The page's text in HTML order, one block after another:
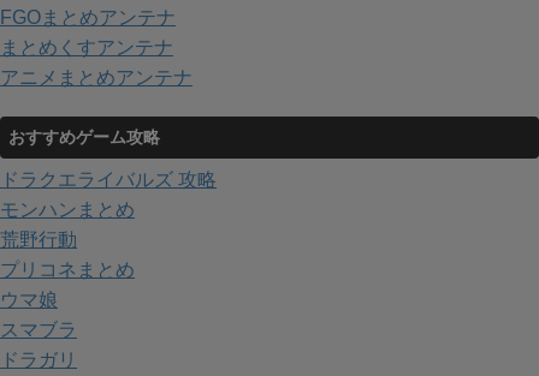
FGOまとめアンテナ
まとめくすアンテナ
アニメまとめアンテナ
おすすめゲーム攻略
ドラクエライバルズ 攻略
モンハンまとめ
荒野行動
プリコネまとめ
ウマ娘
スマブラ
ドラガリ